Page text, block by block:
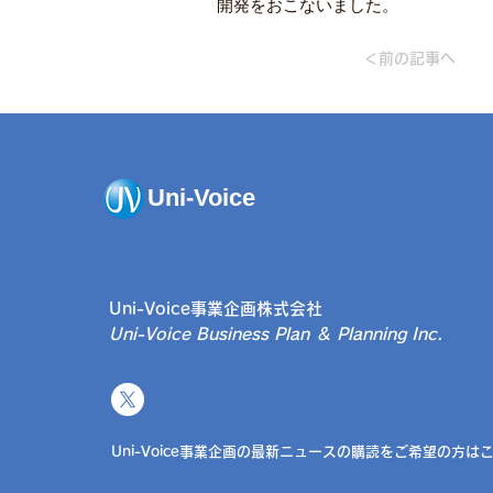
開発をおこないました。
＜前の記事へ
Uni-Voice
Uni-Voice事業企画株式会社
Uni-Voice Business Plan ＆ Planning Inc.​
Uni-Voice事業企画の最新ニュースの購読をご希望の方は